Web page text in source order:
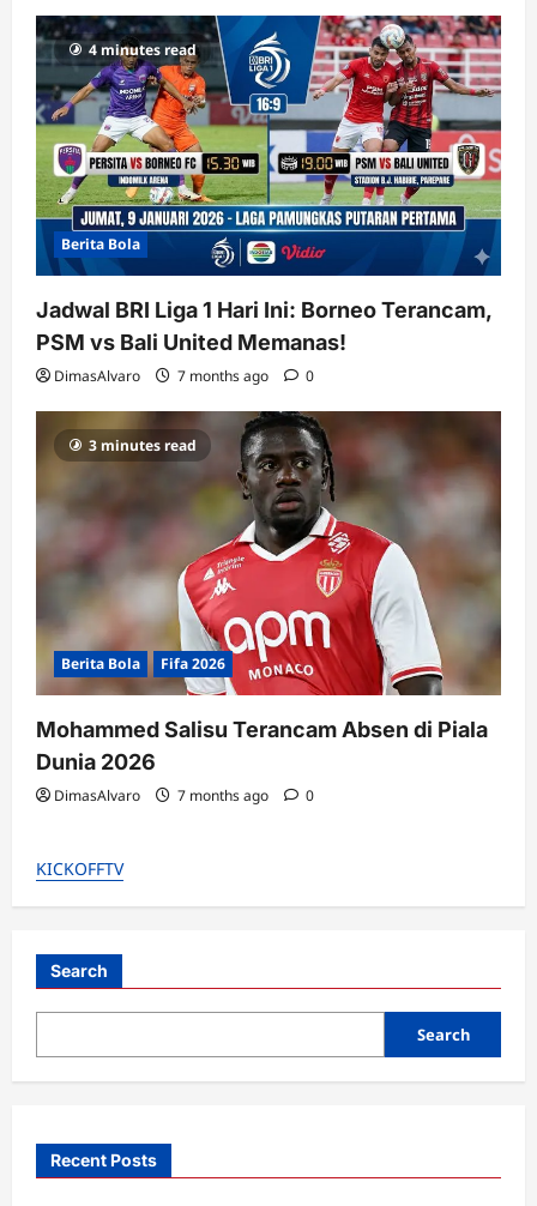
4 minutes read
Berita Bola
Jadwal BRI Liga 1 Hari Ini: Borneo Terancam,
PSM vs Bali United Memanas!
DimasAlvaro 7 months ago 0
3 minutes read
Berita Bola Fifa 2026
Mohammed Salisu Terancam Absen di Piala
Dunia 2026
DimasAlvaro 7 months ago 0
KICKOFFTV
Search
Search
Recent Posts